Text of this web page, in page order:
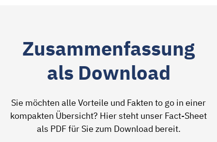
Zusammen­fassung
als Download
Sie möchten alle Vorteile und Fakten to go in einer
kompakten Übersicht? Hier steht unser Fact-Sheet
als PDF für Sie zum Download bereit.